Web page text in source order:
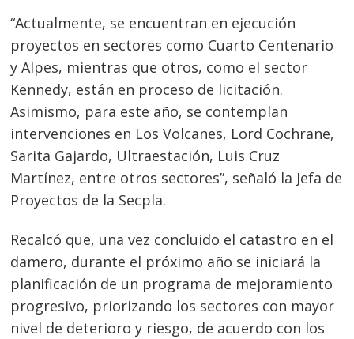
“Actualmente, se encuentran en ejecución
proyectos en sectores como Cuarto Centenario
y Alpes, mientras que otros, como el sector
Kennedy, están en proceso de licitación.
Asimismo, para este año, se contemplan
intervenciones en Los Volcanes, Lord Cochrane,
Sarita Gajardo, Ultraestación, Luis Cruz
Martínez, entre otros sectores”, señaló la Jefa de
Proyectos de la Secpla.
Recalcó que, una vez concluido el catastro en el
damero, durante el próximo año se iniciará la
planificación de un programa de mejoramiento
progresivo, priorizando los sectores con mayor
nivel de deterioro y riesgo, de acuerdo con los